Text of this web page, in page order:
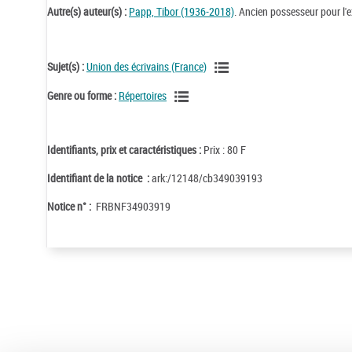
Autre(s) auteur(s) : Papp, Tibor (1936-2018). Ancien possesseur pour
Sujet(s) :Union des écrivains (France)
Genre ou forme : Répertoires
Identifiants, prix et caractéristiques : Prix : 80 F
Identifiant de la notice :ark:/12148/cb349039193
Notice n° : FRBNF34903919